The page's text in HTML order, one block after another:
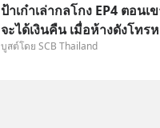
ป้าเก๋าเล่ากลโกง EP4 ตอนเ
จะได้เงินคืน เมื่อห้างดังโทร
วิยะดา แจ้งเรื่องเคลมสินค้าแ
บูสต์โดย SCB Thailand